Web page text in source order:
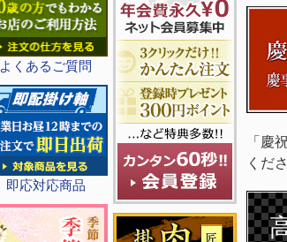
よくあるご質問
即応対応商品
「慶
くだ